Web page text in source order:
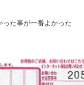
た事が一番よかった